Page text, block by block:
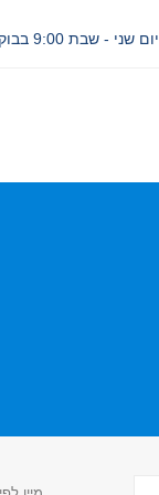
יום שני - שבת 9:00 בבוקר - 18:00